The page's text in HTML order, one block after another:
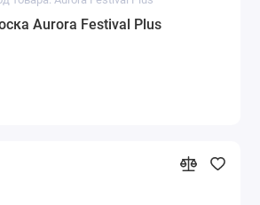
Aurora Festival Plus